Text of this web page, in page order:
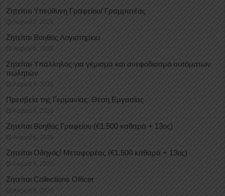
Ζητείται Υπεύθυνη Γραφείου/ Γραμματέας
August 7, 2026
Ζητείται Βοηθός Λογιστηρίου
August 6, 2026
Ζητείται Υπάλληλος για γέμισμα και ανεφοδιασμό αυτόματων
πωλητών
August 6, 2026
Πρεσβεία της Γερμανίας: Θέση Εργασίας
August 6, 2026
Ζητείται Βοηθός Γραφείου (€1.500 καθαρά + 13ος)
August 6, 2026
Ζητείται Οδηγός/ Μεταφορέας (€1.500 καθαρά + 13ος)
August 6, 2026
Ζητείται Collections Officer
August 6, 2026